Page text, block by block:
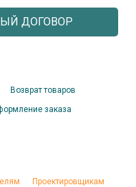
ДОГОВОР
Возврат товаров
заказа
Проектировщикам